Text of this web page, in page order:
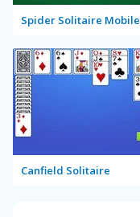
Spider Solitaire Mobile
Canfield Solitaire